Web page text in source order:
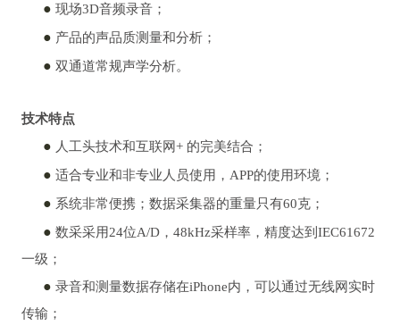
● 现场3D音频录音；
● 产品的声品质测量和分析；
● 双通道常规声学分析。
技术特点
● 人工头技术和互联网+ 的完美结合；
● 适合专业和非专业人员使用，APP的使用环境；
● 系统非常便携；数据采集器的重量只有60克；
● 数采采用24位A/D，48kHz采样率，精度达到IEC61672
一级；
● 录音和测量数据存储在iPhone内，可以通过无线网实时
传输；